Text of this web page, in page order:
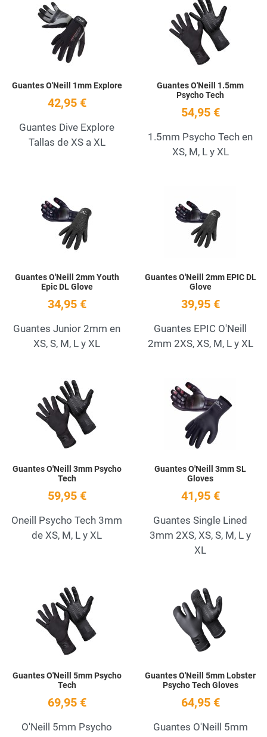
Quick View
Guantes O'Neill 1mm Explore
42,95 €
Guantes Dive Explore
Tallas de XS a XL
Guantes O'Neill 1.5mm
Psycho Tech
54,95 €
1.5mm Psycho Tech en
XS, M, L y XL
Quick View
Guantes O'Neill 2mm Youth
Epic DL Glove
34,95 €
Guantes Junior 2mm en
XS, S, M, L y XL
Guantes O'Neill 2mm EPIC DL
Glove
39,95 €
Guantes EPIC O'Neill
2mm 2XS, XS, M, L y XL
Add to Wishlist
Quick View
Guantes O'Neill 3mm Psycho
Tech
59,95 €
Oneill Psycho Tech 3mm
de XS, M, L y XL
Guantes O'Neill 3mm SL
Gloves
41,95 €
Guantes Single Lined
3mm 2XS, XS, S, M, L y
XL
Add to Wishlist
Quick View
Guantes O'Neill 5mm Psycho
Tech
69,95 €
O'Neill 5mm Psycho
Guantes O'Neill 5mm Lobster
Psycho Tech Gloves
64,95 €
Guantes O'Neill 5mm